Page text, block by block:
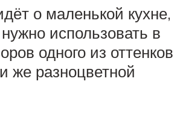
о маленькой кухне,
использовать в
одного из оттенков
же разноцветной